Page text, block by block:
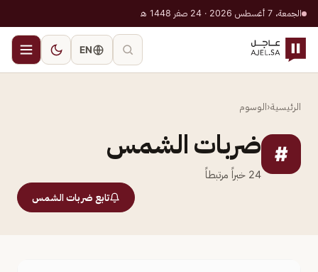
الجمعة، 7 أغسطس 2026 · 24 صفر 1448 هـ
EN
الرئيسية‹الوسوم
# ضربات الشمس
24 خبراً مرتبطاً
تابع ضربات الشمس